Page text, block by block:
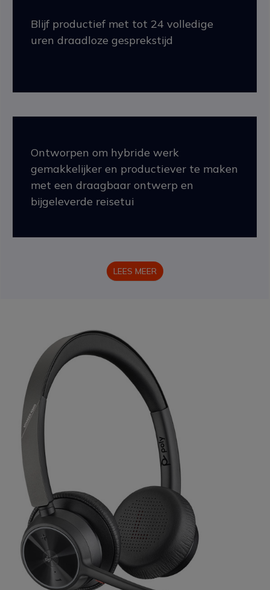
Blijf productief met tot 24 volledige
uren draadloze gesprekstijd
Ontworpen om hybride werk
gemakkelijker en productiever te maken
met een draagbaar ontwerp en
bijgeleverde reisetui
LEES MEER